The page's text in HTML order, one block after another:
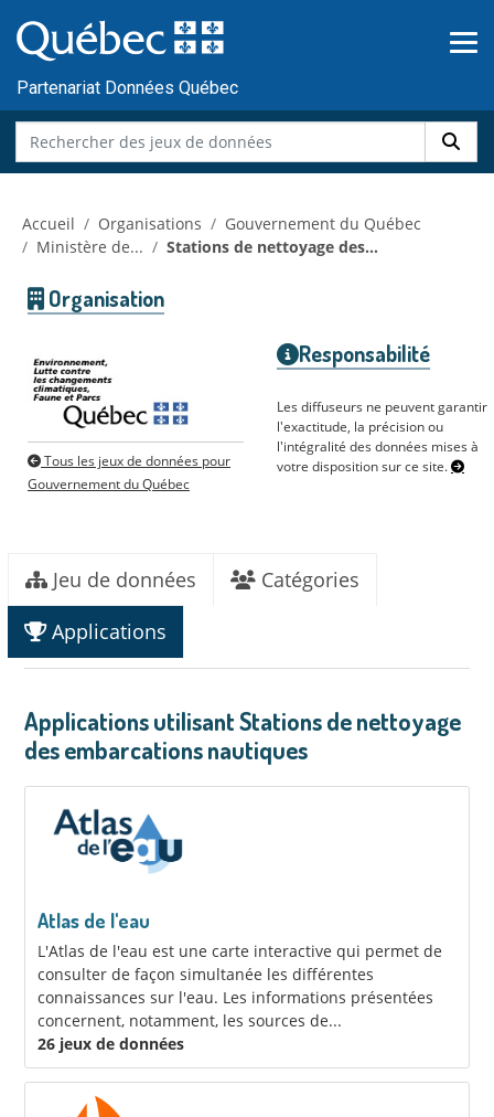
au
contenu
Partenariat Données Québec
Accueil Organisations
Gouvernement du Québec
Ministère de...
Stations de nettoyage des...
Organisation
Tous les jeux de données pour
Gouvernement du Québec
Responsabilité
Les diffuseurs ne peuvent garantir
l'exactitude, la précision ou
l'intégralité des données mises à
votre disposition sur ce site.
Jeu de données
Catégories
Applications
Applications utilisant Stations de nettoyage
des embarcations nautiques
Atlas de l'eau
L'Atlas de l'eau est une carte interactive qui permet de
consulter de façon simultanée les différentes
connaissances sur l'eau. Les informations présentées
concernent, notamment, les sources de...
26 jeux de données